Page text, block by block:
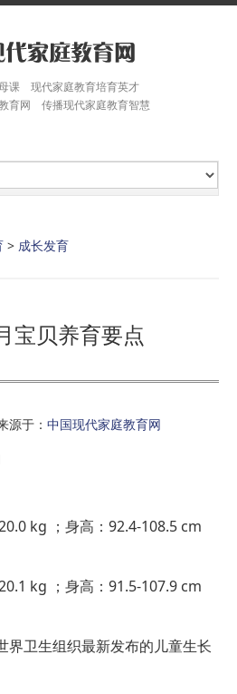
课 现代家庭教育培育英才
育网 传播现代家庭教育智慧
> 成长发育
宝贝养育要点
于： 中国现代家庭教育网
kg ；身高：92.4-108.5 cm
kg ；身高：91.5-107.9 cm
界卫生组织最新发布的儿童生长